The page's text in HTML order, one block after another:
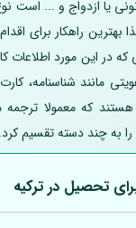
یا ازدواج و ... است
راهکار برای
در این مورد اطلاعات
مانند شناسنامه،
که معمولا
به چند دسته تقسیم کرد.
تحصیل در ترکیه